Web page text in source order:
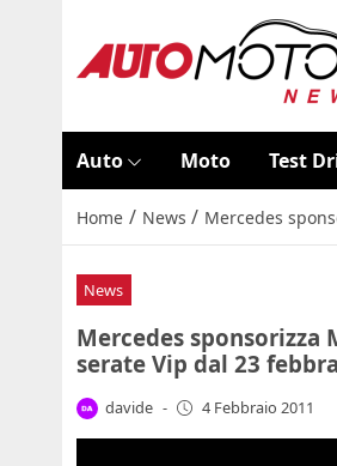
Auto Moto Test
Home / News / Mercedes
News
Mercedes sponsorizza
serate Vip dal 23
davide - 4 Febbraio 2011